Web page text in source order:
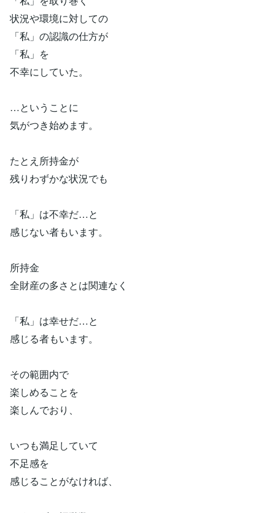
状況や環境に対しての
「私」の認識の仕方が
「私」を
不幸にしていた。
…ということに
気がつき始めます。
たとえ所持金が
残りわずかな状況でも
「私」は不幸だ…と
感じない者もいます。
所持金
全財産の多さとは関連なく
「私」は幸せだ…と
感じる者もいます。
その範囲内で
楽しめることを
楽しんでおり、
いつも満足していて
不足感を
感じることがなければ、